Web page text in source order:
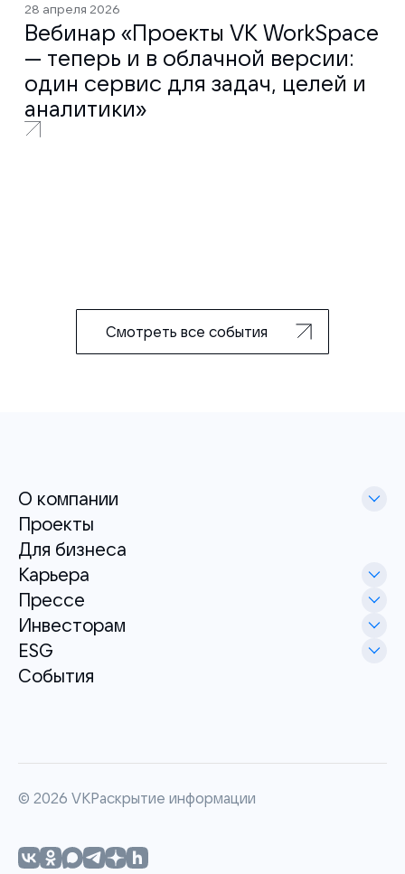
28 апреля 2026
Вебинар «Проекты VK WorkSpace
— теперь и в облачной версии:
один сервис для задач, целей и
аналитики»
Смотреть все события
О компании
Проекты
Для бизнеса
Карьера
Прессе
Инвесторам
ESG
События
© 2026 VKРаскрытие информации